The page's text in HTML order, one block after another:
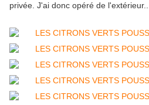
privée. J'ai donc opéré de l'extérieur....